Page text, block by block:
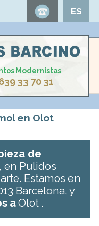
ES
Modernistas
33 70 31
en Olot
de
en Pulidos
Estamos en
Barcelona, y
aOlot .